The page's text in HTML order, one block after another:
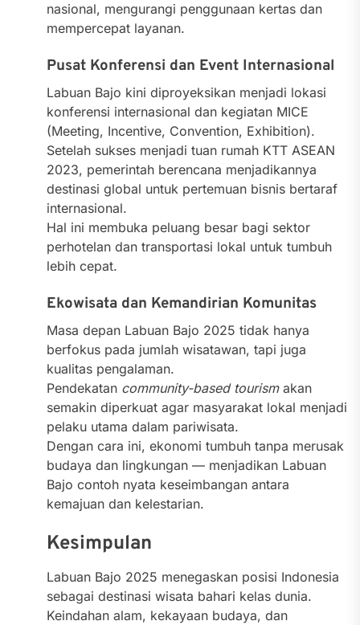
nasional, mengurangi penggunaan kertas dan
mempercepat layanan.
Pusat Konferensi dan Event Internasional
Labuan Bajo kini diproyeksikan menjadi lokasi
konferensi internasional dan kegiatan MICE
(Meeting, Incentive, Convention, Exhibition).
Setelah sukses menjadi tuan rumah KTT ASEAN
2023, pemerintah berencana menjadikannya
destinasi global untuk pertemuan bisnis bertaraf
internasional.
Hal ini membuka peluang besar bagi sektor
perhotelan dan transportasi lokal untuk tumbuh
lebih cepat.
Ekowisata dan Kemandirian Komunitas
Masa depan Labuan Bajo 2025 tidak hanya
berfokus pada jumlah wisatawan, tapi juga
kualitas pengalaman.
Pendekatan community-based tourismakan
semakin diperkuat agar masyarakat lokal menjadi
pelaku utama dalam pariwisata.
Dengan cara ini, ekonomi tumbuh tanpa merusak
budaya dan lingkungan — menjadikan Labuan
Bajo contoh nyata keseimbangan antara
kemajuan dan kelestarian.
Kesimpulan
Labuan Bajo 2025 menegaskan posisi Indonesia
sebagai destinasi wisata bahari kelas dunia.
Keindahan alam, kekayaan budaya, dan